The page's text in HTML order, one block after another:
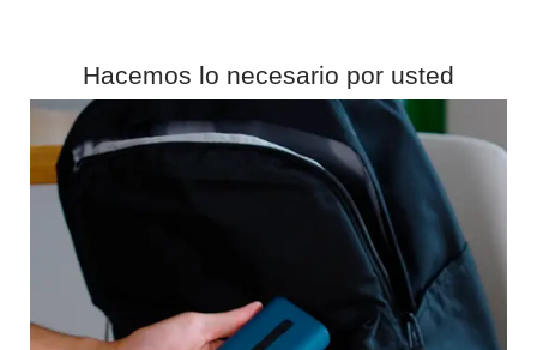
Hacemos lo necesario por usted